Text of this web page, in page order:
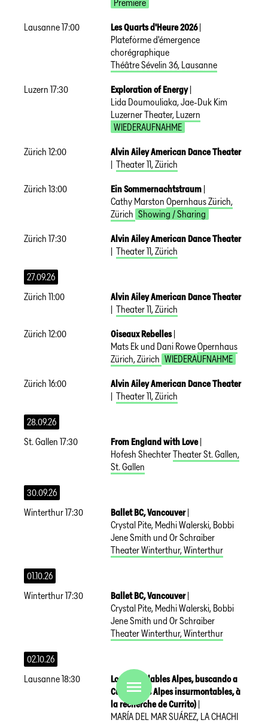
DE
Premiere
Lausanne17:00 Les Quarts d'Heure 2026 |
Plateforme d'émergence
chorégraphique
Théâtre Sévelin 36, Lausanne
Luzern 17:30 Exploration of Energy |
Lida Doumouliaka, Jae-Duk Kim
Luzerner Theater, Luzern
WIEDERAUFNAHME
Zürich 12:00
Alvin Ailey American Dance Theater
| Theater 11,Zürich
Zürich 13:00 Ein Sommernachtstraum |
Cathy Marston Opernhaus Zürich,
Zürich Showing / Sharing
Zürich 17:30
Alvin Ailey American Dance Theater
| Theater 11,Zürich
27.09.26
Zürich 11:00
Alvin Ailey American Dance Theater
| Theater 11,Zürich
Zürich 12:00 Oiseaux Rebelles |
Mats Ek und Dani RoweOpernhaus
Zürich,Zürich WIEDERAUFNAHME
Zürich 16:00
Alvin Ailey American Dance Theater
| Theater 11,Zürich
28.09.26
St. Gallen 17:30 From England with Love |
Hofesh ShechterTheater St. Gallen,
St. Gallen
30.09.26
Winterthur17:30 Ballet BC, Vancouver |
Crystal Pite, Medhi Walerski, Bobbi
Jene Smith und Or Schraiber
Theater Winterthur,Winterthur
01.10.26
Winterthur17:30 Ballet BC, Vancouver |
Crystal Pite, Medhi Walerski, Bobbi
Jene Smith und Or Schraiber
Theater Winterthur,Winterthur
02.10.26
Lausanne18:30
Los inescalables Alpes, buscando a
Currito (Les Alpes insurmontables, à
la recherche de Currito) |
MARÍA DEL MAR SUÁREZ, LA CHACHI